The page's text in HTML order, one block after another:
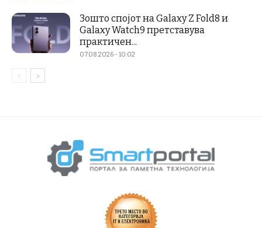
Зошто спојот на Galaxy Z Fold8 и
Galaxy Watch9 претставува
практичен...
07.08.2026 - 10:02